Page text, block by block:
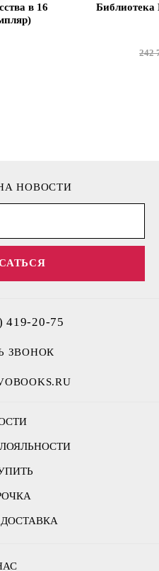
в 16
Библиотека
242
НОВОСТИ
419-20-75
ЗВОНОК